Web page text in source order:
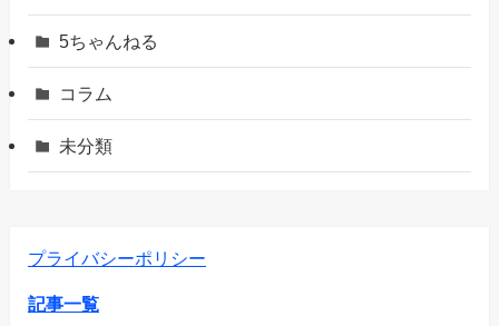
5ちゃんねる
コラム
未分類
プライバシーポリシー
記事一覧